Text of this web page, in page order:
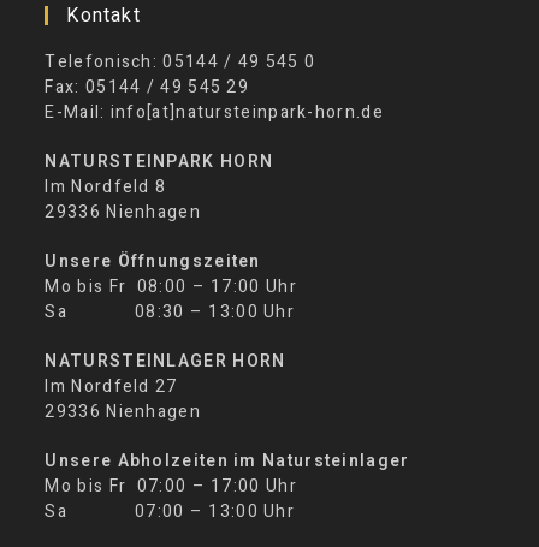
Kontakt
Telefonisch: 05144 / 49 545 0
Fax: 05144 / 49 545 29
E-Mail: info[at]natursteinpark-horn.de
NATURSTEINPARK HORN
Im Nordfeld 8
29336 Nienhagen
Unsere Öffnungszeiten
Mo bis Fr 08:00 – 17:00 Uhr
Sa 08:30 – 13:00 Uhr
NATURSTEINLAGER HORN
Im Nordfeld 27
29336 Nienhagen
Unsere Abholzeiten im Natursteinlager
Mo bis Fr 07:00 – 17:00 Uhr
Sa 07:00 – 13:00 Uhr